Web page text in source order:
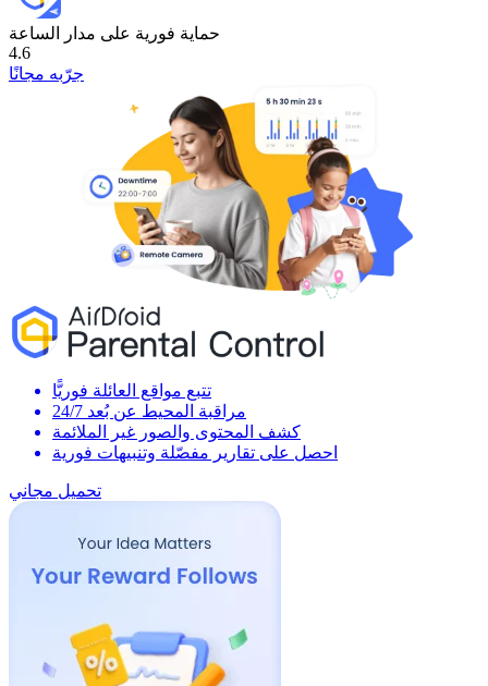
حماية فورية على مدار الساعة
4.6
جرّبه مجانًا
تتبع مواقع العائلة فوريًّا
مراقبة المحيط عن بُعد 24/7
كشف المحتوى والصور غير الملائمة
احصل على تقارير مفصّلة وتنبيهات فورية
تحميل مجاني